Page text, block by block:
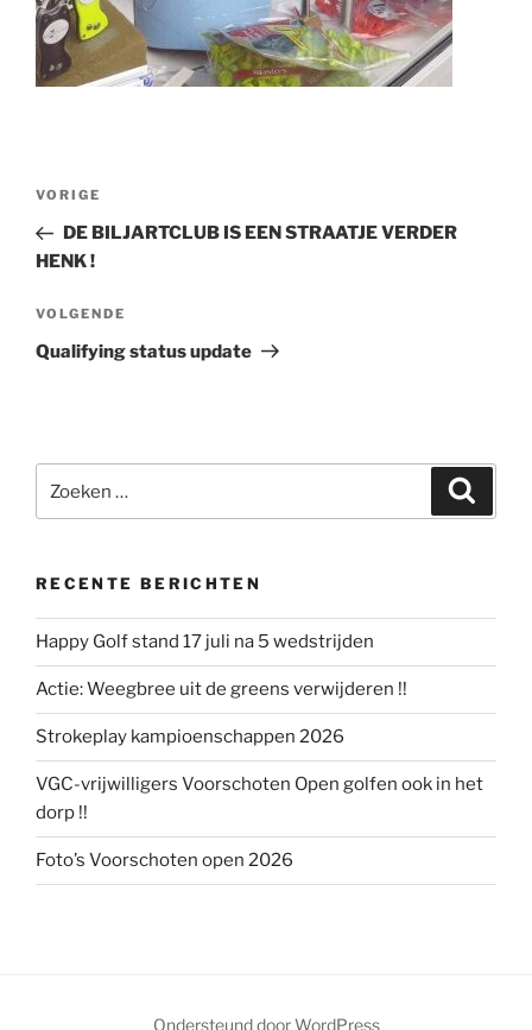
Bericht
Vorig
bericht
VORIGE
DE BILJARTCLUB IS EEN STRAATJE VERDER
HENK !
Volgend
bericht
VOLGENDE
Qualifying status update
naar:
RECENTE BERICHTEN
Happy Golf stand 17 juli na 5 wedstrijden
Actie: Weegbree uit de greens verwijderen !!
Strokeplay kampioenschappen 2026
VGC-vrijwilligers Voorschoten Open golfen ook in het
dorp !!
Foto’s Voorschoten open 2026
Ondersteund door WordPress